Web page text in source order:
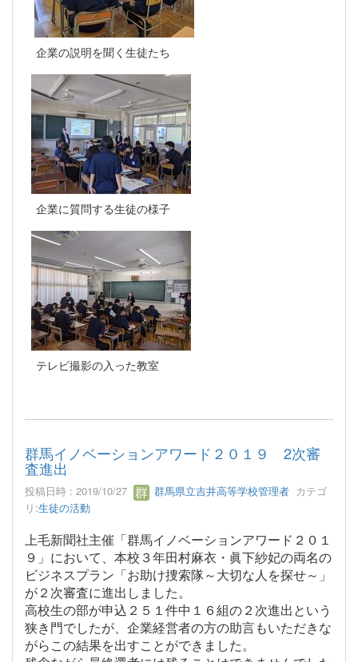
企業の説明を聞く生徒たち
企業に質問する生徒の様子
テレビ撮影の入った教室
群馬イノベーションアワード２０１９ 2次審
査進出
投稿日時 : 2019/10/27 群馬県立吉井高等学校管理者 カテゴ
リ:生徒の活動
上毛新聞社主催「群馬イノベーションアワード２０１
９」において、本校３年田村麻衣・眞下紗妃の両名の
ビジネスプラン「お助け捜索隊～大切な人を探せ～」
が２次審査に進出しました。
高校生の部が申込２５１件中１６組の２次進出という
狭き門でしたが、企業経営者の方の助言もいただきな
がらこの結果を出すことができました。